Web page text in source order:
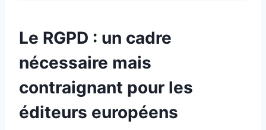
Le RGPD : un cadre
nécessaire mais
contraignant pour les
éditeurs européens